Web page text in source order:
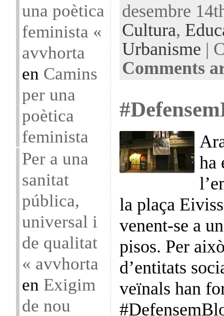
una poètica
feminista «
avvhorta
en Camins
per una
poètica
feminista
Per a una
sanitat
pública,
universal i
de qualitat
« avvhorta
en Exigim
de nou
desembre
Cultura,
Urbanisme |
Comments
ha
la plaça
venent-se a
pisos. Per
d’entitats
veïnals han